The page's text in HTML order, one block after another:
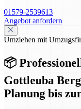
01579-2539613
Angebot anfordern
Umziehen mit
📦
Gottleuba
Planung bis